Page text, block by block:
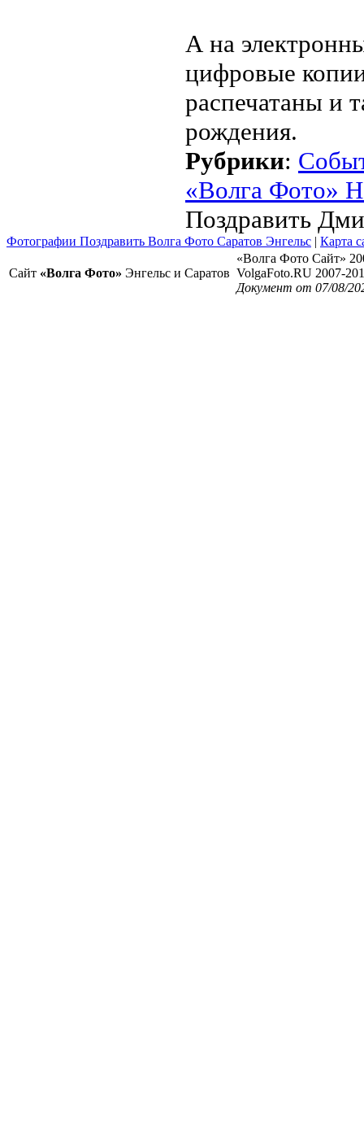
А на
цифровые
распечатаны и
рождения.
Рубрики:
«Волга Фото»
Поздравить
Фотографии Поздравить Волга Фото Саратов Энгельс | Карта
Сайт «Волга Фото» Энгельс и Саратов
«Волга Фото Сайт»
VolgaFoto.RU 2007-
Документ от 07/08/